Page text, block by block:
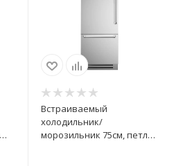
Встраиваемый
холодильник/
морозильник 75см, петли